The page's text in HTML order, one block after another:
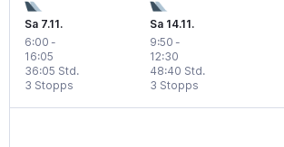
Sa 7.11.
6:00 -
16:05
3 Stopps
36:05 Std.
Sa 14.11.
9:50 -
12:30
3 Stopps
48:40 Std.